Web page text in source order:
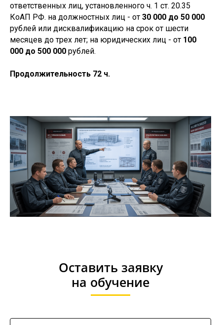
ответственных лиц, установленного ч. 1 ст. 20.35
КоАП РФ. на должностных лиц - от 30 000 до 50 000
рублей или дисквалификацию на срок от шести
месяцев до трех лет; на юридических лиц - от 100
000 до 500 000 рублей.
Продолжительность 72 ч.
Оставить заявку
на обучение